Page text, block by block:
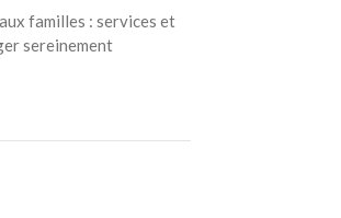
familles : services et
sereinement